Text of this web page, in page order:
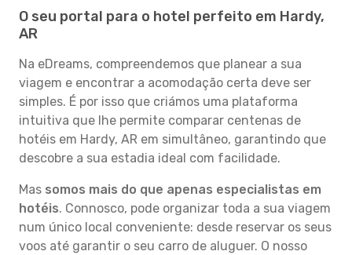
O seu portal para o hotel perfeito em Hardy,
AR
Na eDreams, compreendemos que planear a sua
viagem e encontrar a acomodação certa deve ser
simples. É por isso que criámos uma plataforma
intuitiva que lhe permite comparar centenas de
hotéis em Hardy, AR em simultâneo, garantindo que
descobre a sua estadia ideal com facilidade.
Mas somos mais do que apenas especialistas em
hotéis. Connosco, pode organizar toda a sua viagem
num único local conveniente: desde reservar os seus
voos até garantir o seu carro de aluguer. O nosso